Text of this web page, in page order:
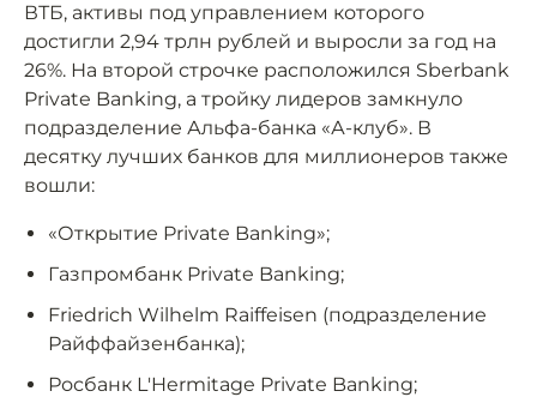
ВТБ, активы под управлением которого
достигли 2,94 трлн рублей и выросли за год на
26%. На второй строчке расположился Sberbank
Private Banking, а тройку лидеров замкнуло
подразделение Альфа-банка «А-клуб». В
десятку лучших банков для миллионеров также
вошли:
«Открытие Private Banking»;
Газпромбанк Private Banking;
Friedrich Wilhelm Raiffeisen (подразделение
Райффайзенбанка);
Росбанк L'Hermitage Private Banking;